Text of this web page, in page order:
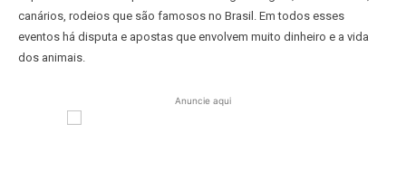
canários, rodeios que são famosos no Brasil. Em todos esses
eventos há disputa e apostas que envolvem muito dinheiro e a vida
dos animais.
Anuncie aqui